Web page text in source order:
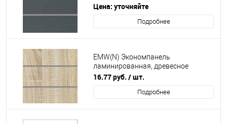
500х800 мм
Цена: уточняйте
Подробнее
EMW(N) Экономпанель
ламинированная, древесное
тиснение, дуб сонома, 500х800 мм
16.77руб. / шт.
Подробнее